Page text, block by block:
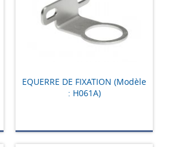
EQUERRE DE FIXATION (Modèle
: H061A)